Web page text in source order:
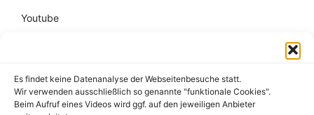
Es findet keine Datenanalyse der Webseitenbesuche statt.
Wir verwenden ausschließlich so genannte "funktionale Cookies".
Beim Aufruf eines Videos wird ggf. auf den jeweiligen Anbieter
Youtube
Impressum